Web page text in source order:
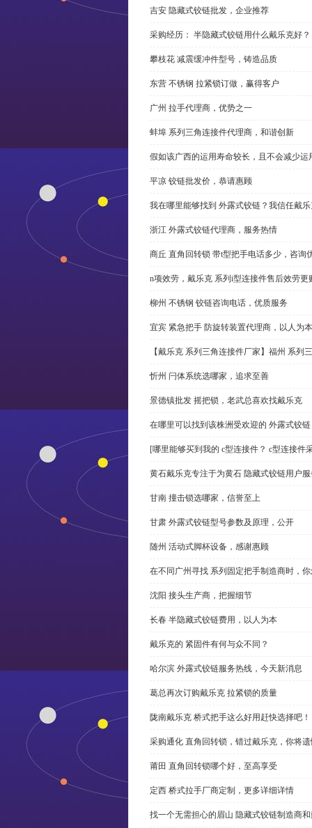
吉安 隐藏式铰链批发，企业推荐
采购经历： 半隐藏式铰链用什么戴乐克好？
攀枝花 减震缓冲件型号，铸造品质
东营 不锈钢 拉紧锁订做，赢得客户
广州 拉手代理商，优势之一
蚌埠 系列三角连接件代理商，和谐创新
假如该广西的运用寿命较长，且不会减少
平凉 铰链批发价，恭请惠顾
我在哪里能够找到 外露式铰链？我信任戴
浙江 外露式铰链代理商，服务热情
商丘 直角回转锁 带t型把手电话多少，咨询
n项效劳，戴乐克 系列i型连接件售后效劳更
柳州 不锈钢 铰链咨询电话，优质服务
宜宾 紧急把手 防旋转装置代理商，以人为本
【戴乐克 系列三角连接件厂家】福州 系列
忻州 闩体系统选哪家，追求至善
景德镇批发 摇把锁，老武总喜欢找戴乐克
在哪里可以找到该株洲受欢迎的 外露式铰
[哪里能够买到我的 c型连接件？ c型连接件
黄石戴乐克专注于为黄石 隐藏式铰链用户
甘南 撞击锁选哪家，信誉至上
甘肃 外露式铰链型号参数及原理，公开
随州 活动式脚杯设备，感谢惠顾
在不同广州寻找 系列固定把手制造商时，
沈阳 接头生产商，把握细节
长春 半隐藏式铰链费用，以人为本
戴乐克的 紧固件有何与众不同？
哈尔滨 外露式铰链服务热线，今天新消息
葛总再次订购戴乐克 拉紧锁的质量
陇南戴乐克 桥式把手这么好用赶快选择吧！
采购通化 直角回转锁，错过戴乐克，你将
莆田 直角回转锁哪个好，至高享受
定西 桥式拉手厂商定制，更多详细详情
找一个无需担心的眉山 隐藏式铰链制造商